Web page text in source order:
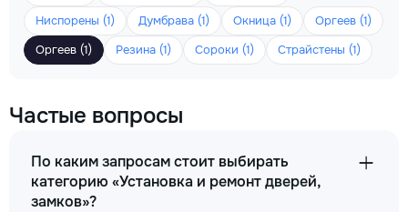
Ниспорены (1)
Думбрава (1) Окница (1)
Оргеев (1)
Оргеев (1)
Резина (1) Сороки (1) Страйстены (1)
Частые вопросы
По каким запросам стоит выбирать
категорию «Установка и ремонт дверей,
замков»?